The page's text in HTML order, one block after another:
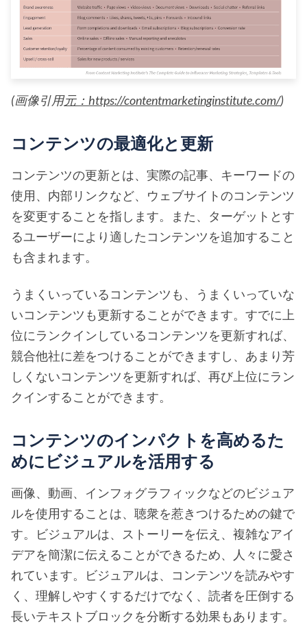
(画像引用元：https://contentmarketinginstitute.com/)
コンテンツの最適化と更新
コンテンツの更新とは、実際の記事、キーワードの
使用、内部リンクなど、ウェブサイトのコンテンツ
を変更することを指します。また、ターゲットとす
るユーザーにより適したコンテンツを追加すること
も含まれます。
うまくいっているコンテンツも、うまくいっていな
いコンテンツも更新することができます。すでに上
位にランクインしているコンテンツを更新すれば、
競合他社に差をつけることができますし、あまり芳
しくないコンテンツを更新すれば、再び上位にラン
クインすることができます。
コンテンツのインパクトを高めるた
めにビジュアルを活用する
画像、動画、インフォグラフィックなどのビジュア
ルを使用することは、聴衆を惹きつけるための鍵で
す。ビジュアルは、ストーリーを伝え、複雑なアイ
デアを簡潔に伝えることができるため、人々に愛さ
れています。ビジュアルは、コンテンツを読みやす
く、理解しやすくするだけでなく、読者を圧倒する
長いテキストブロックを分断する効果もあります。